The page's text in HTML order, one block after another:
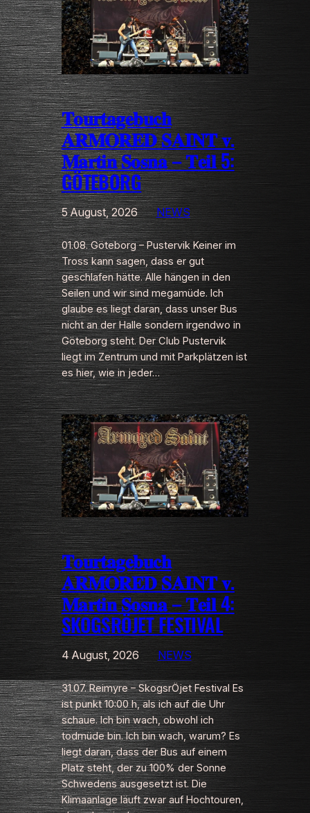
𝐓𝐨𝐮𝐫𝐭𝐚𝐠𝐞𝐛𝐮𝐜𝐡
𝐀𝐑𝐌𝐎𝐑𝐄𝐃 𝐒𝐀𝐈𝐍𝐓 𝐯.
𝐌𝐚𝐫𝐭𝐢𝐧 𝐒𝐨𝐬𝐧𝐚 – 𝐓𝐞𝐢𝐥 5:
GÖTEBORG
5 August, 2026 NEWS
01.08. Göteborg – Pustervik Keiner im
Tross kann sagen, dass er gut
geschlafen hätte. Alle hängen in den
Seilen und wir sind megamüde. Ich
glaube es liegt daran, dass unser Bus
nicht an der Halle sondern irgendwo in
Göteborg steht. Der Club Pustervik
liegt im Zentrum und mit Parkplätzen ist
es hier, wie in jeder…
𝐓𝐨𝐮𝐫𝐭𝐚𝐠𝐞𝐛𝐮𝐜𝐡
𝐀𝐑𝐌𝐎𝐑𝐄𝐃 𝐒𝐀𝐈𝐍𝐓 𝐯.
𝐌𝐚𝐫𝐭𝐢𝐧 𝐒𝐨𝐬𝐧𝐚 – 𝐓𝐞𝐢𝐥 4:
SKOGSRÖJET FESTIVAL
4 August, 2026 NEWS
31.07. Reimyre – SkogsrÖjet Festival Es
ist punkt 10:00 h, als ich auf die Uhr
schaue. Ich bin wach, obwohl ich
todmüde bin. Ich bin wach, warum? Es
liegt daran, dass der Bus auf einem
Platz steht, der zu 100% der Sonne
Schwedens ausgesetzt ist. Die
Klimaanlage läuft zwar auf Hochtouren,